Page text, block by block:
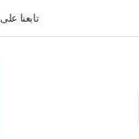
: تابعنا على